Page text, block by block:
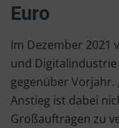
Euro
Im Dezember 2021
und
gegenüber Vorjahr.
Anstieg ist dabei
Großaufträgen zu